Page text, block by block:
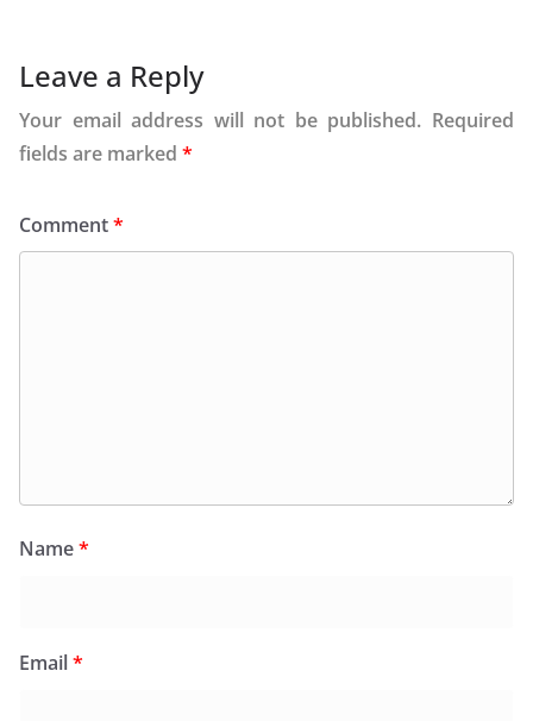
Leave a Reply
Your email address will not be published. Required
fields are marked *
Comment*
Name*
Email*